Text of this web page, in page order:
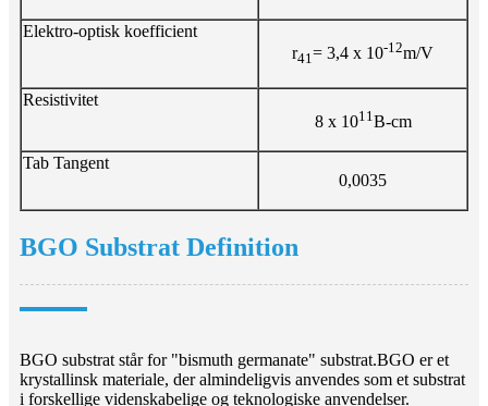
Elektro-optisk koefficient
r41= 3,4 x 10-12m/V
Resistivitet
8 x 1011 B-cm
Tab Tangent
0,0035
BGO Substrat Definition
BGO substrat står for "bismuth germanate" substrat.BGO er et
krystallinsk materiale, der almindeligvis anvendes som et substrat
i forskellige videnskabelige og teknologiske anvendelser.